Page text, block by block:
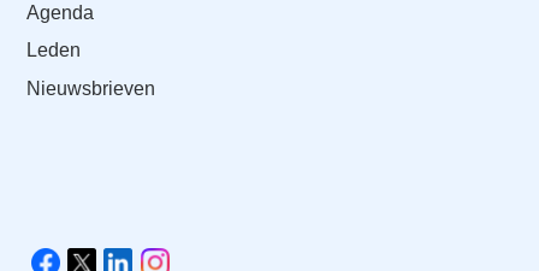
Agenda
Leden
Nieuwsbrieven
V